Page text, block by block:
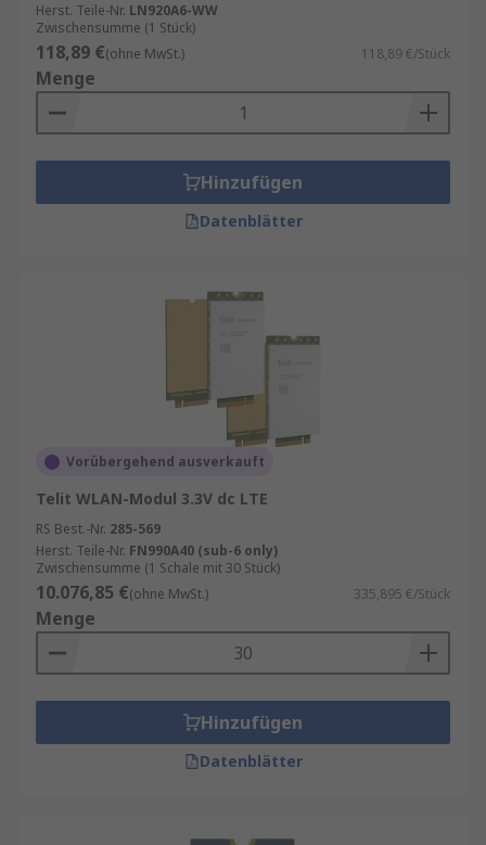
Herst. Teile-Nr. LN920A6-WW
Zwischensumme (1 Stück)
118,89 €(ohne MwSt.) 118,89 €/Stück
Menge
Hinzufügen
Datenblätter
Vorübergehend ausverkauft
Telit WLAN-Modul 3.3V dc LTE
RS Best.-Nr. 285-569
Herst. Teile-Nr. FN990A40 (sub-6 only)
Zwischensumme (1 Schale mit 30 Stück)
10.076,85 €(ohne MwSt.) 335,895 €/Stück
Menge
Hinzufügen
Datenblätter